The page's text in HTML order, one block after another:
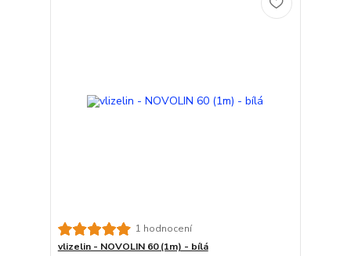
1 hodnocení
vlizelin - NOVOLIN 60 (1m) - bílá